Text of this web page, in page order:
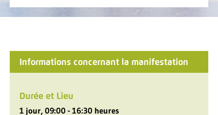
Informations concernant la manifestation
Durée et Lieu
1 jour, 09:00 - 16:30 heures